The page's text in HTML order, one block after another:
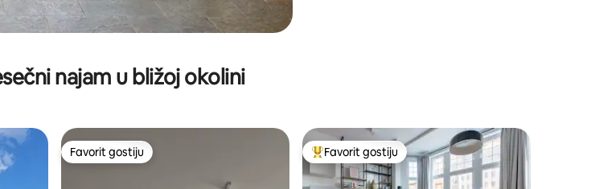
najam u bližoj okolini
Favorit gostiju
Favorit gostiju Glavni favorit gostiju
Favorit gostiju